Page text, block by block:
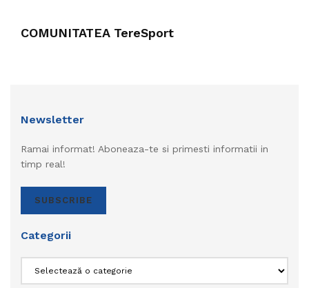
COMUNITATEA TereSport
Newsletter
Ramai informat! Aboneaza-te si primesti informatii in
timp real!
SUBSCRIBE
Categorii